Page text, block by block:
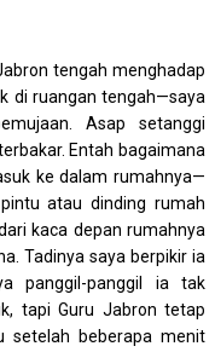
tengah menghadap
di ruangan tengah—saya
Asap setanggi
Entah bagaimana
ke dalam rumahnya—
atau dinding rumah
kaca depan rumahnya
Tadinya saya berpikir ia
panggil-panggil ia tak
tapi Guru Jabron tetap
setelah beberapa menit